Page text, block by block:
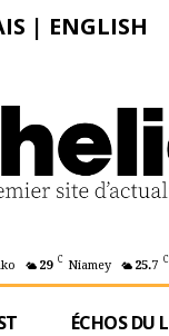
| ENGLISH
29 C Niamey 25.7 C
ÉCHOS DU